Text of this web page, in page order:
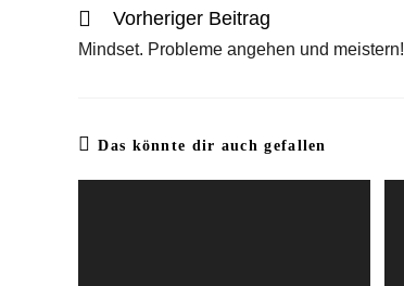
Vorheriger Beitrag
Mindset. Probleme angehen und meistern!
Das könnte dir auch gefallen